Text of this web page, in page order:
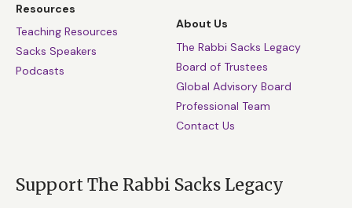
Resources
Teaching Resources
Sacks Speakers
Podcasts
About Us
The Rabbi Sacks Legacy
Board of Trustees
Global Advisory Board
Professional Team
Contact Us
Support The Rabbi Sacks Legacy